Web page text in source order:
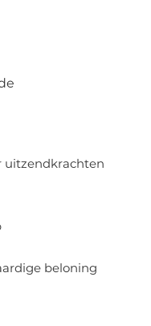
uitzendkrachten
beloning